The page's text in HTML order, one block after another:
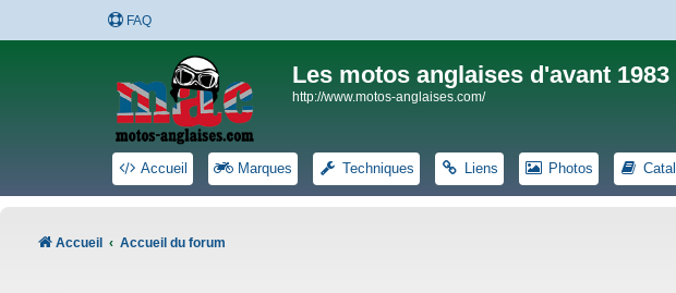
FAQ
Les motos anglaises d'avant 1983
http://www.motos-anglaises.com/
Accueil Marques Techniques Liens Photos
Accueil Accueil du forum